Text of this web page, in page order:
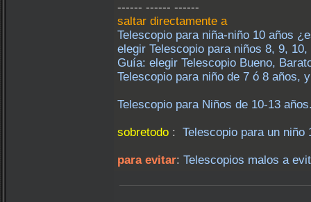
------ ------ ------
saltar directamente a
Telescopio para niña-niño 10 años
elegir Telescopio para niños 8, 9,
Guía: elegir Telescopio Bueno,
Telescopio para niño de 7 ó 8 años,
Telescopio para Niños de 10-13
sobretodo : Telescopio para un
para evitar: Telescopios malos a